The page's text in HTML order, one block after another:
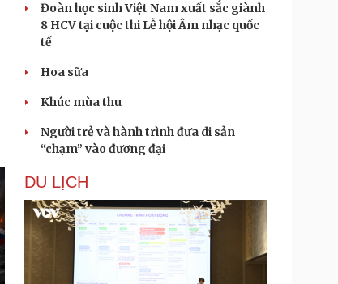
Đoàn học sinh Việt Nam xuất sắc giành
8 HCV tại cuộc thi Lễ hội Âm nhạc quốc
tế
Hoa sữa
Khúc mùa thu
Người trẻ và hành trình đưa di sản
“chạm” vào đương đại
DU LỊCH